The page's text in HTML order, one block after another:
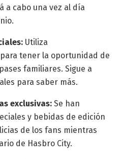
a cabo una vez al día
Utiliza
tener la oportunidad de
familiares. Sigue a
para saber más.
exclusivas: Se han
y bebidas de edición
de los fans mientras
de Hasbro City.